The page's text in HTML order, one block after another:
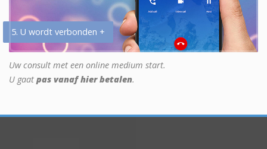
5. U wordt verbonden +
Uw consult met een online medium start.
U gaat pas vanaf hier betalen.